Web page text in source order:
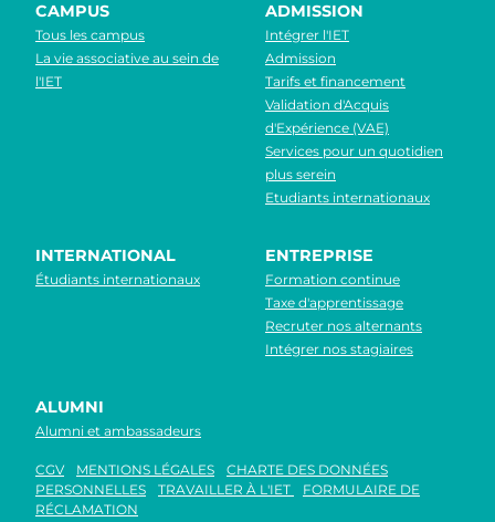
CAMPUS
Tous les campus
La vie associative au sein de
l'IET
ADMISSION
Intégrer l'IET
Admission
Tarifs et financement
Validation d'Acquis
d'Expérience (VAE)
Services pour un quotidien
plus serein
Etudiants internationaux
INTERNATIONAL
Étudiants internationaux
ENTREPRISE
Formation continue
Taxe d'apprentissage
Recruter nos alternants
Intégrer nos stagiaires
ALUMNI
Alumni et ambassadeurs
CGV MENTIONS LÉGALES
CHARTE DES DONNÉES
PERSONNELLES
TRAVAILLER À L'IET
FORMULAIRE DE
RÉCLAMATION